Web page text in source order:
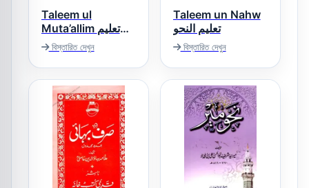
Taleem ul
Muta’allim تعلیم
المتعلم
বিস্তারিত দেখুন
Taleem un Nahw
تعلیم النحو
বিস্তারিত দেখুন